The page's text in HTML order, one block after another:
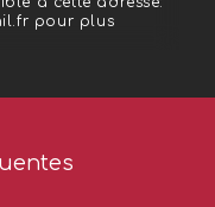
pour plus